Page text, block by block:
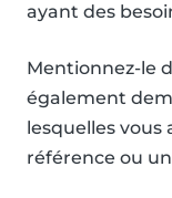
ayant des
Mentionnez-le
également
lesquelles vous
référence ou